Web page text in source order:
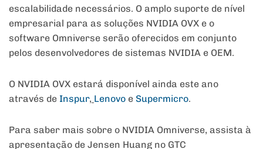
escalabilidade necessários. O amplo suporte de nível
empresarial para as soluções NVIDIA OVX e o
software Omniverse serão oferecidos em conjunto
pelos desenvolvedores de sistemas NVIDIA e OEM.
O NVIDIA OVX estará disponível ainda este ano
através de Inspur, Lenovo e Supermicro.
Para saber mais sobre o NVIDIA Omniverse, assista à
apresentação de Jensen Huang no GTC